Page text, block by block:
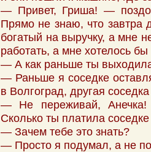
— Привет, Гриша! —
Прямо не знаю, что завтра
богатый на выручку, а мне
работать, а мне хотелось бы
— А как раньше ты
— Раньше я соседке
в Волгоград, другая
— Не переживай,
Сколько ты платила
— Зачем тебе это знать?
— Просто я подумал, а не